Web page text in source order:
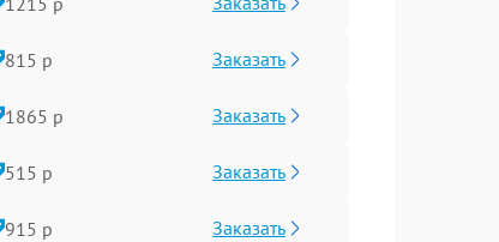
815 р Заказать
1865 р Заказать
515 р Заказать
915 р Заказать